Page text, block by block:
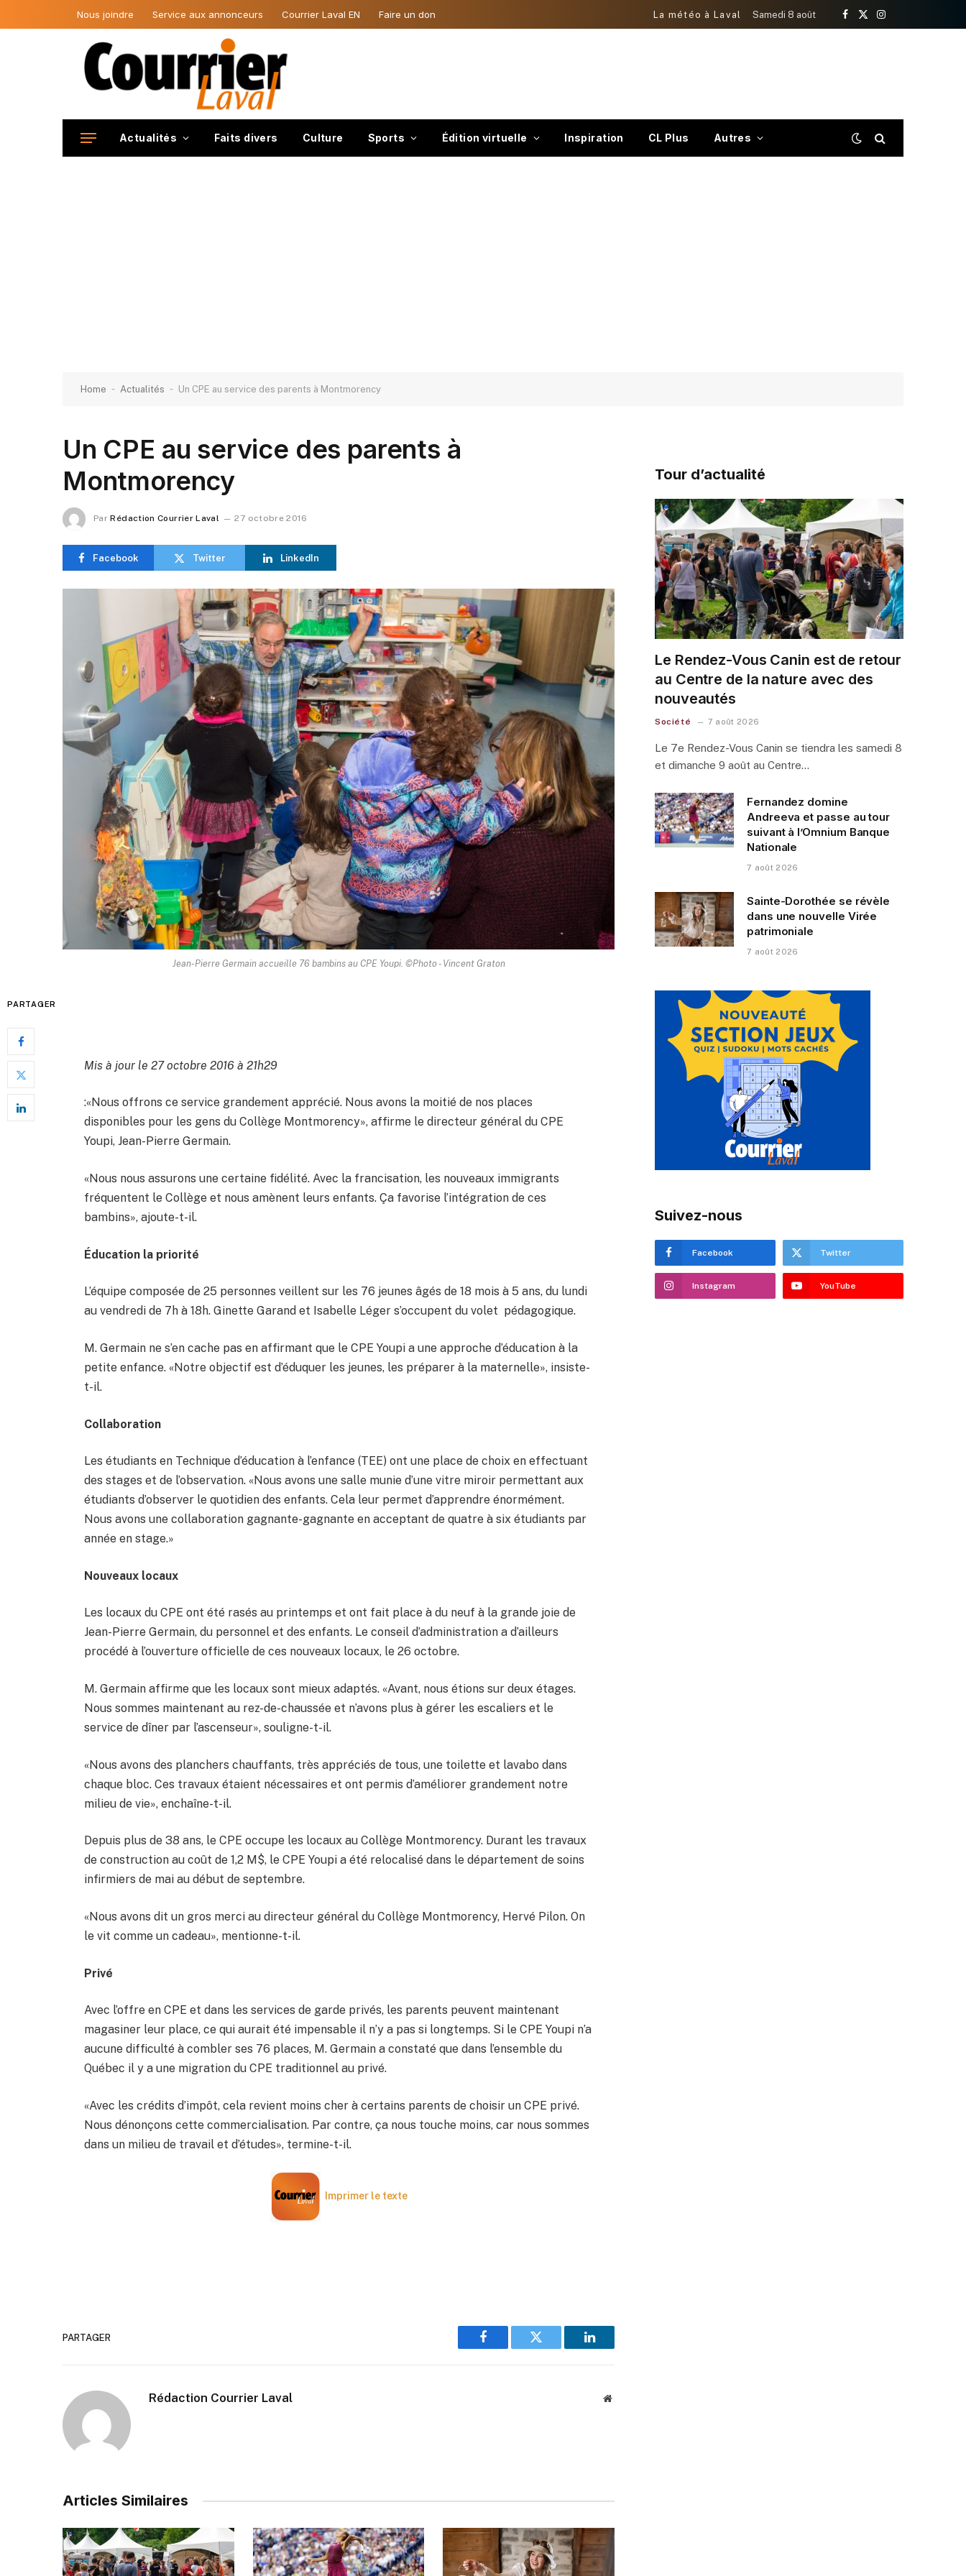
Nous joindre Service aux annonceurs Courrier Laval EN Faire un don La météo à Laval Samedi 8 août
Facebook
X
Instagram
Actualités Faits divers Culture Sports Édition virtuelle Inspiration CL Plus Autres
Home - Actualités - Un CPE au service des parents à Montmorency
Un CPE au service des parents à
Montmorency
Par Rédaction Courrier Laval 27 octobre 2016
Facebook Twitter LinkedIn
Jean-Pierre Germain accueille 76 bambins au CPE Youpi. ©Photo - Vincent Graton
PARTAGER
Mis à jour le 27 octobre 2016 à 21h29
:«Nous offrons ce service grandement apprécié. Nous avons la moitié de nos places
disponibles pour les gens du Collège Montmorency», affirme le directeur général du CPE
Youpi, Jean-Pierre Germain.
«Nous nous assurons une certaine fidélité. Avec la francisation, les nouveaux immigrants
fréquentent le Collège et nous amènent leurs enfants. Ça favorise l’intégration de ces
bambins», ajoute-t-il.
Éducation la priorité
L’équipe composée de 25 personnes veillent sur les 76 jeunes âgés de 18 mois à 5 ans, du lundi
au vendredi de 7h à 18h. Ginette Garand et Isabelle Léger s’occupent du volet pédagogique.
M. Germain ne s’en cache pas en affirmant que le CPE Youpi a une approche d’éducation à la
petite enfance. «Notre objectif est d’éduquer les jeunes, les préparer à la maternelle», insiste-
t-il.
Collaboration
Les étudiants en Technique d’éducation à l’enfance (TEE) ont une place de choix en effectuant
des stages et de l’observation. «Nous avons une salle munie d’une vitre miroir permettant aux
étudiants d’observer le quotidien des enfants. Cela leur permet d’apprendre énormément.
Nous avons une collaboration gagnante-gagnante en acceptant de quatre à six étudiants par
année en stage.»
Nouveaux locaux
Les locaux du CPE ont été rasés au printemps et ont fait place à du neuf à la grande joie de
Jean-Pierre Germain, du personnel et des enfants. Le conseil d’administration a d’ailleurs
procédé à l’ouverture officielle de ces nouveaux locaux, le 26 octobre.
M. Germain affirme que les locaux sont mieux adaptés. «Avant, nous étions sur deux étages.
Nous sommes maintenant au rez-de-chaussée et n’avons plus à gérer les escaliers et le
service de dîner par l’ascenseur», souligne-t-il.
«Nous avons des planchers chauffants, très appréciés de tous, une toilette et lavabo dans
chaque bloc. Ces travaux étaient nécessaires et ont permis d’améliorer grandement notre
milieu de vie», enchaîne-t-il.
Depuis plus de 38 ans, le CPE occupe les locaux au Collège Montmorency. Durant les travaux
de construction au coût de 1,2 M$, le CPE Youpi a été relocalisé dans le département de soins
infirmiers de mai au début de septembre.
«Nous avons dit un gros merci au directeur général du Collège Montmorency, Hervé Pilon. On
le vit comme un cadeau», mentionne-t-il.
Privé
Avec l’offre en CPE et dans les services de garde privés, les parents peuvent maintenant
magasiner leur place, ce qui aurait été impensable il n’y a pas si longtemps. Si le CPE Youpi n’a
aucune difficulté à combler ses 76 places, M. Germain a constaté que dans l’ensemble du
Québec il y a une migration du CPE traditionnel au privé.
«Avec les crédits d’impôt, cela revient moins cher à certains parents de choisir un CPE privé.
Nous dénonçons cette commercialisation. Par contre, ça nous touche moins, car nous sommes
dans un milieu de travail et d’études», termine-t-il.
Imprimer le texte
PARTAGER
Facebook Twitter LinkedIn
Rédaction Courrier Laval Website
Articles Similaires
Tour d’actualité
Le Rendez-Vous Canin est de retour
au Centre de la nature avec des
nouveautés
Société 7 août 2026
Le 7e Rendez-Vous Canin se tiendra les samedi 8
et dimanche 9 août au Centre…
Fernandez domine
Andreeva et passe au tour
suivant à l’Omnium Banque
Nationale
7 août 2026
Sainte-Dorothée se révèle
dans une nouvelle Virée
patrimoniale
7 août 2026
Suivez-nous
Facebook Twitter
Instagram YouTube